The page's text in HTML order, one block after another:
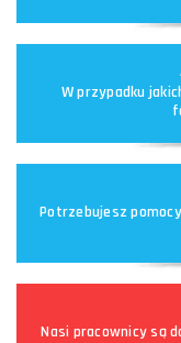
W przypadku
Potrzebujesz
Nasi pracownicy są